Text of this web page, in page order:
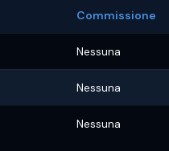
Commissione
Nessuna
Nessuna
Nessuna